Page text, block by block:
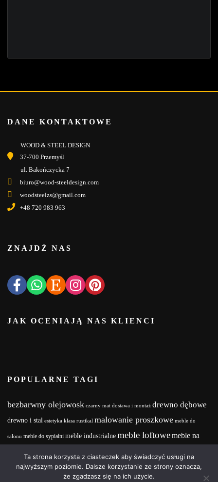
DANE KONTAKTOWE
WOOD & STEEL DESIGN
37-700 Przemyśl
ul. Bakończycka 7
biuro@wood-steeldesign.com
woodsteelzs@gmail.com
+48 720 983 963
ZNAJDŹ NAS
JAK OCENIAJĄ NAS KLIENCI
POPULARNE TAGI
bezbarwny olejowosk czarny mat dostawa i montaż drewno dębowe
drewno i stal estetyka klasa rustikal malowanie proszkowe meble do
salonu meble do sypialni meble industrialne meble loftowemeble na
Olejowosk realizacja projektu stalowe nogi wood and steel
Ta strona korzysta z ciasteczek aby świadczyć usługi na
najwyższym poziomie. Dalsze korzystanie ze strony oznacza,
że zgadzasz się na ich użycie.